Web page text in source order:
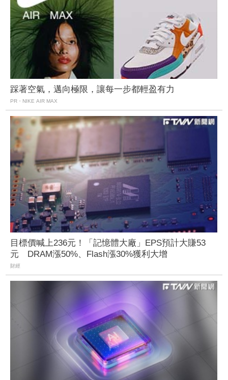
踩著空氣，邁向極限，讓每一步都輕盈有力
PR・NIKE AIR MAX
目標價喊上236元！「記憶體大廠」EPS預計大賺53
元 DRAM漲50%、Flash漲30%獲利大增
財經